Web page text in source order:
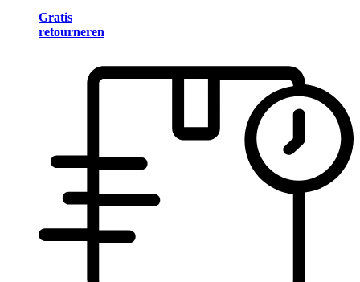
Gratis
retourneren